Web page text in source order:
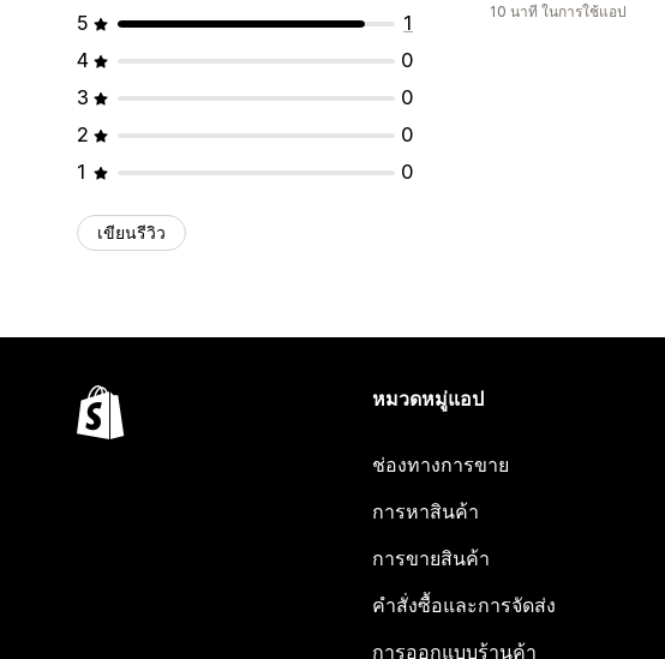
5
1
4
0
3
0
2
0
1
0
เขียนรีวิว
10 นาที ในการใช้แอป
หมวดหมู่แอป
ช่องทางการขาย
การหาสินค้า
การขายสินค้า
คำสั่งซื้อและการจัดส่ง
การออกแบบร้านค้า